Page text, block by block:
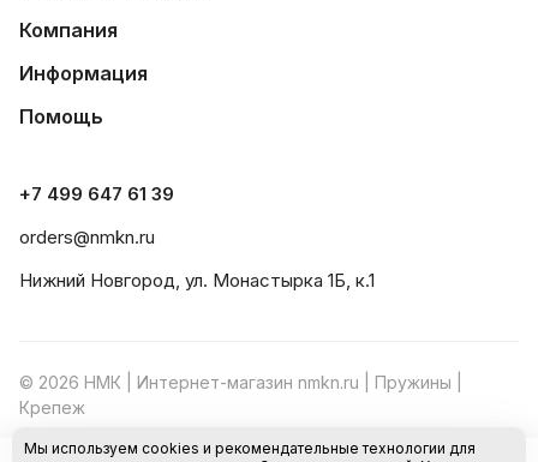
Компания
Информация
Помощь
+7 499 647 61 39
orders@nmkn.ru
Нижний Новгород, ул. Монастырка 1Б, к.1
© 2026 НМК | Интернет-магазин nmkn.ru | Пружины |
Крепеж
Конфиденциальность Оферта
Мы используем cookies и рекомендательные технологии для